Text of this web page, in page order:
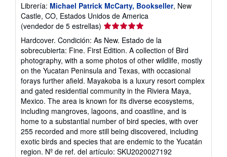
Librería: Michael Patrick McCarty, Bookseller, New
Castle, CO, Estados Unidos de America
(vendedor de 5 estrellas) Calificación
del
vendedor:
5
de
5
estrellas
Hardcover. Condición: As New. Estado de la
sobrecubierta: Fine. First Edition. A collection of Bird
photography, with a some photos of other wildlife, mostly
on the Yucatan Peninsula and Texas, with occasional
forays further afield. Mayakoba is a luxury resort complex
and gated residential community in the Riviera Maya,
Mexico. The area is known for its diverse ecosystems,
including mangroves, lagoons, and coastline, and is
home to a substantial number of bird species, with over
255 recorded and more still being discovered, including
exotic birds and species that are endemic to the Yucatán
region. Nº de ref. del artículo: SKU2020027192